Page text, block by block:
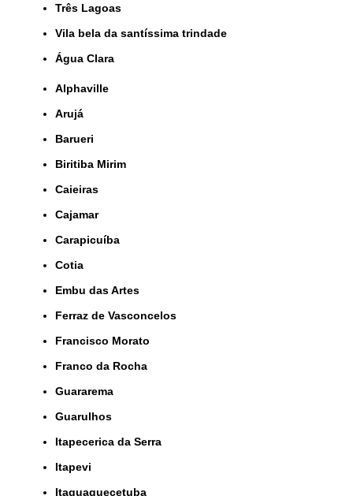
Três Lagoas
Vila bela da santíssima trindade
Água Clara
Alphaville
Arujá
Barueri
Biritiba Mirim
Caieiras
Cajamar
Carapicuíba
Cotia
Embu das Artes
Ferraz de Vasconcelos
Francisco Morato
Franco da Rocha
Guararema
Guarulhos
Itapecerica da Serra
Itapevi
Itaquaquecetuba